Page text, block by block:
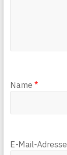
Name *
E-Mail-Adresse